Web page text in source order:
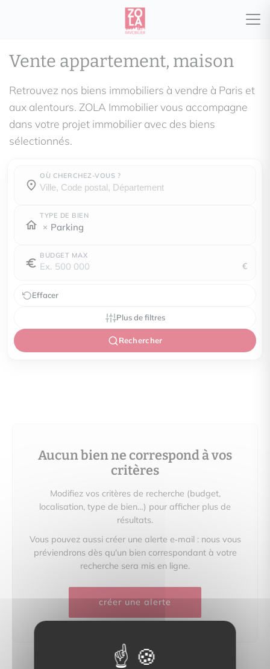
Vente appartement, maison
Retrouvez nos biens immobiliers à vendre à Paris et
aux alentours. ZOLA Immobilier vous accompagne
dans votre projet immobilier avec des biens
sélectionnés.
OÙ CHERCHEZ-VOUS ?
Où cherchez-vous ?
Où cherchez-vous ?
TYPE DE BIEN
Parking
BUDGET MAX
€
Effacer
Plus de filtres
Rechercher
Aucun bien ne correspond à vos
critères
Modifiez vos critères de recherche (budget,
localisation, type de bien…) pour afficher plus de
résultats.
Vous pouvez aussi créer une alerte e‑mail : nous vous
préviendrons dès qu'un bien correspondant à votre
recherche sera mis en ligne.
créer une alerte